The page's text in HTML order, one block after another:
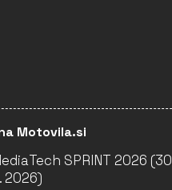
Motovila.si
SPRINT 2026
2026)